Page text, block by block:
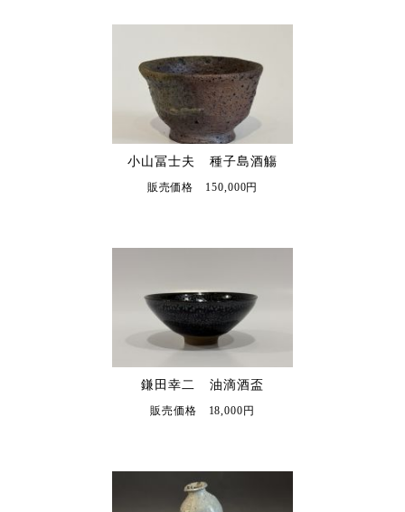
小山冨士夫 種子島酒觴
販売価格 150,000円
鎌田幸二 油滴酒盃
販売価格 18,000円